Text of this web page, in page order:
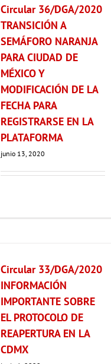
Circular 36/DGA/2020
TRANSICIÓN A
SEMÁFORO NARANJA
PARA CIUDAD DE
MÉXICO Y
MODIFICACIÓN DE LA
FECHA PARA
REGISTRARSE EN LA
PLATAFORMA
junio 13, 2020
Circular 33/DGA/2020
INFORMACIÓN
IMPORTANTE SOBRE
EL PROTOCOLO DE
REAPERTURA EN LA
CDMX